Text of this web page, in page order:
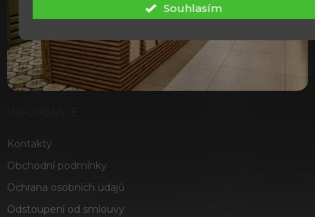
Souhlasím
Kontakty
Obchodní podmínky
Ochrana osobních údajů
Odstoupení od smlouvy